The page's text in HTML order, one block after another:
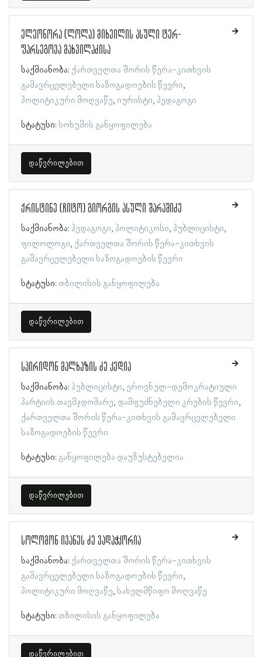
ელეონორა (ლოლა) მიხეილის ასული ტერ-
ფარსეგოვა მახვილაძისა
საქმიანობა: ქართველთა შორის წერა-კითხვის
გამავრცელებელი საზოგადოების წევრი
პოლიტიკური მოღვაწე იურისტი პედაგოგი
სტატუსი: სოხუმის განყოფილება
დაწვრილებით
ქრისტინე (ჩიტო) გიორგის ასული შარაშიძე
საქმიანობა: პედაგოგი პოლიტიკოსი პუბლიცისტი
ფილოლოგი ქართველთა შორის წერა-კითხვის
გამავრცელებელი საზოგადოების წევრი
სტატუსი: თბილისის განყოფილება
დაწვრილებით
სპირიდონ მალხაზის ძე კედია
საქმიანობა: პუბლიცისტი ეროვნულ-დემოკრატიული
პარტიის თავმჯდომარე დამფუძნებელი კრების წევრი
ქართველთა შორის წერა-კითხვის გამავრცელებელი
საზოგადოების წევრი
სტატუსი: განყოფილება დაუზუსტებელია
დაწვრილებით
სოლომონ ივანეს ძე ვადაჭკორია
საქმიანობა: ქართველთა შორის წერა-კითხვის
გამავრცელებელი საზოგადოების წევრი
პოლიტიკური მოღვაწე სახელმწიფო მოღვაწე
სტატუსი: თბილისის განყოფილება
დაწვრილებით